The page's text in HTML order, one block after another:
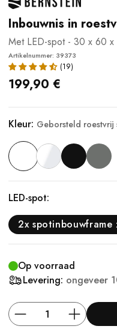
Inbouwnis in
Met LED-spot - 30 x 60 x
Artikelnummer: 39373
199,90 €
Kleur: Geborsteld roestvrij
LED-spot:
2x spotinbouwframe
Op voorraad
Levering: ongeveer